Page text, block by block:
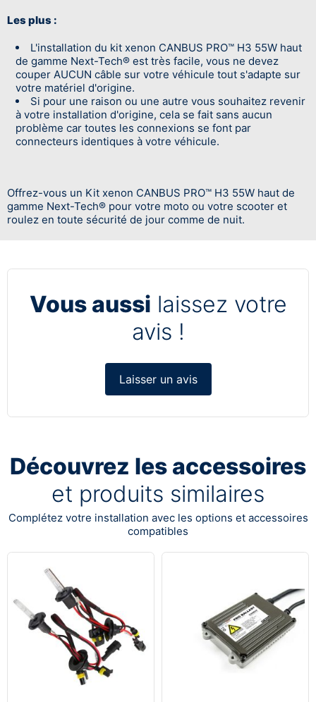
Les plus :
L'installation du kit xenon CANBUS PRO™ H3 55W haut
de gamme Next-Tech® est très facile, vous ne devez
couper AUCUN câble sur votre véhicule tout s'adapte sur
votre matériel d'origine.
Si pour une raison ou une autre vous souhaitez revenir
à votre installation d'origine, cela se fait sans aucun
problème car toutes les connexions se font par
connecteurs identiques à votre véhicule.
Offrez-vous un Kit xenon CANBUS PRO™ H3 55W haut de
gamme Next-Tech® pour votre moto ou votre scooter et
roulez en toute sécurité de jour comme de nuit.
Vous aussi laissez votre
avis !
Laisser un avis
Découvrez les accessoires
et produits similaires
Complétez votre installation avec les options et accessoires
compatibles